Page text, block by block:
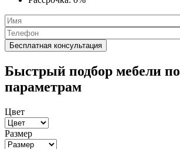
Быстрый подбор мебели по
параметрам
Цвет
Размер